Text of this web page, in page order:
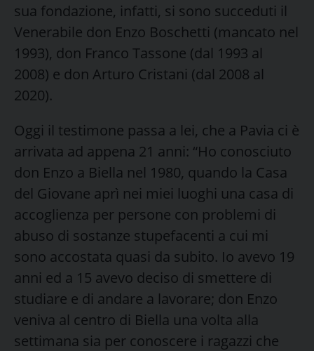
sua fondazione, infatti, si sono succeduti il
Venerabile don Enzo Boschetti (mancato nel
1993), don Franco Tassone (dal 1993 al
2008) e don Arturo Cristani (dal 2008 al
2020).
Oggi il testimone passa a lei, che a Pavia ci è
arrivata ad appena 21 anni: “Ho conosciuto
don Enzo a Biella nel 1980, quando la Casa
del Giovane aprì nei miei luoghi una casa di
accoglienza per persone con problemi di
abuso di sostanze stupefacenti a cui mi
sono accostata quasi da subito. Io avevo 19
anni ed a 15 avevo deciso di smettere di
studiare e di andare a lavorare; don Enzo
veniva al centro di Biella una volta alla
settimana sia per conoscere i ragazzi che